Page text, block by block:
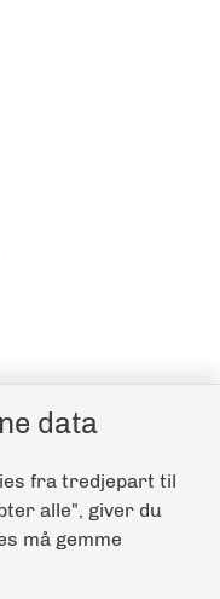
side
data
fra tredjepart til
alle", giver du
må gemme